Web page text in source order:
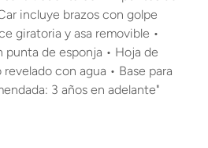
incluye brazos con golpe
giratoria y asa removible •
de esponja • Hoja de
con agua • Base para
3 años en adelante"